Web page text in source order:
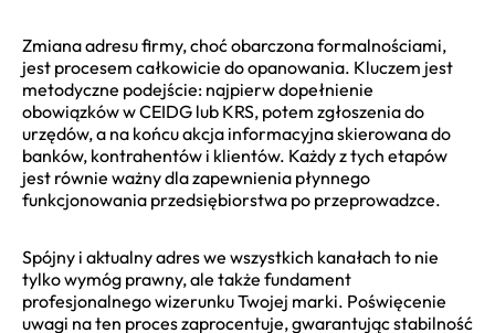
Zmiana adresu firmy, choć obarczona formalnościami,
jest procesem całkowicie do opanowania. Kluczem jest
metodyczne podejście: najpierw dopełnienie
obowiązków w CEIDG lub KRS, potem zgłoszenia do
urzędów, a na końcu akcja informacyjna skierowana do
banków, kontrahentów i klientów. Każdy z tych etapów
jest równie ważny dla zapewnienia płynnego
funkcjonowania przedsiębiorstwa po przeprowadzce.
Spójny i aktualny adres we wszystkich kanałach to nie
tylko wymóg prawny, ale także fundament
profesjonalnego wizerunku Twojej marki. Poświęcenie
uwagi na ten proces zaprocentuje, gwarantując stabilność